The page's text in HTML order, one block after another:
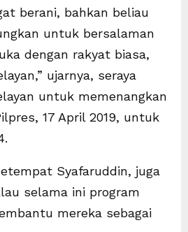
berani, bahkan beliau
untuk bersalaman
dengan rakyat biasa,
ujarnya, seraya
untuk memenangkan
17 April 2019, untuk
Syafaruddin, juga
selama ini program
mereka sebagai